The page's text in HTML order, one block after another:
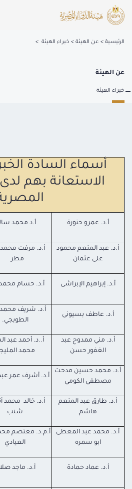
الرئيسية عن الهيئة خبراء الهيئة
عن الهيئة
خبراء الهيئة
أسماء السادة
الاستعانة بهم لدى
أ.د. عمرو حنورة أ.د محمد
أ.د. عبد المنعم محمود
على عثمان
أ.د. مرفت محمد
مطر
أ.د. إبراهيم الإبراشى أ.د. حسام محمد
أ.د. عاطف بسيونى
أ.د. شريف محمد
الطوبجي.
أ.د. مني ممدوح عبد
الغفور حسن
أ..د. أحمد عبد
محمد
أ.د. محمد حسين مدحت
مصطفي الكومي
أ.د. أشرف عمر عبد
أ.د. طارق عبد المنعم
هاشم
أ.د. خالد محمد
شنب
أ.د. محمد عبد المعطى
ابو سمره
أ.م.د. معتصم
العيادي
أ.د. عماد حمادة أ.د. ماجد